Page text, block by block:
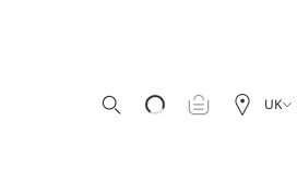
UK